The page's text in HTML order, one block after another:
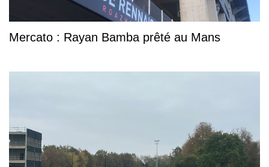
Mercato : Rayan Bamba prêté au Mans